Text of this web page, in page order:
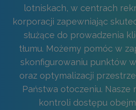
lotniskach, w centrach
korporacji zapewniając
służące do prowadzenia
tłumu. Możemy pomóc w
skonfigurowaniu punktów
oraz optymalizacji
Państwa otoczeniu. Nasze
kontroli dostępu